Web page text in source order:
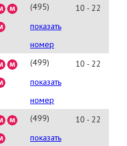
(495)
413-
2434
показать
номер
10 - 22
(499)
249-
3427
показать
номер
10 - 22
(499)
138-
показать
10 - 22